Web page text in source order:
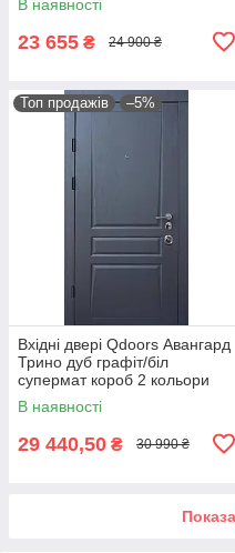
В наявності
23 655 ₴ 24 900 ₴
Топ продажів –5%
Вхідні двері Qdoors Авангард
Трино дуб графіт/біл
супермат короб 2 кольори
В наявності
29 440,50 ₴ 30 990 ₴